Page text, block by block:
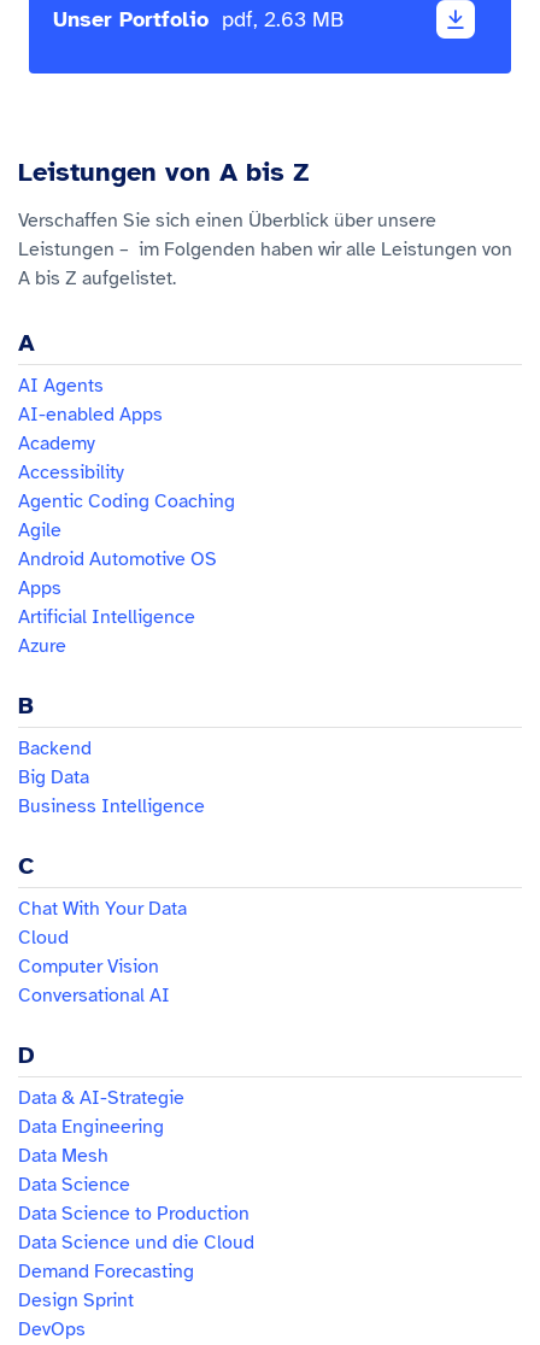
Unser Portfolio pdf, 2.63 MB
Leistungen von A bis Z
Verschaffen Sie sich einen Überblick über unsere
Leistungen – im Folgenden haben wir alle Leistungen von
A bis Z aufgelistet.
A
AI Agents
AI-enabled Apps
Academy
Accessibility
Agentic Coding Coaching
Agile
Android Automotive OS
Apps
Artificial Intelligence
Azure
B
Backend
Big Data
Business Intelligence
C
Chat With Your Data
Cloud
Computer Vision
Conversational AI
D
Data & AI-Strategie
Data Engineering
Data Mesh
Data Science
Data Science to Production
Data Science und die Cloud
Demand Forecasting
Design Sprint
DevOps